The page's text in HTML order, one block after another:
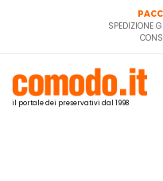
SPEDIZIONE
il portale dei preservativi dal 1998